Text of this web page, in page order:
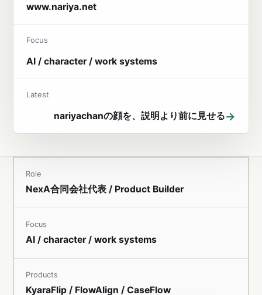
www.nariya.net
Focus
AI / character / work systems
Latest
nariyachanの顔を、説明より前に見せる→
Role
NexA合同会社代表 / Product Builder
Focus
AI / character / work systems
Products
KyaraFlip / FlowAlign / CaseFlow